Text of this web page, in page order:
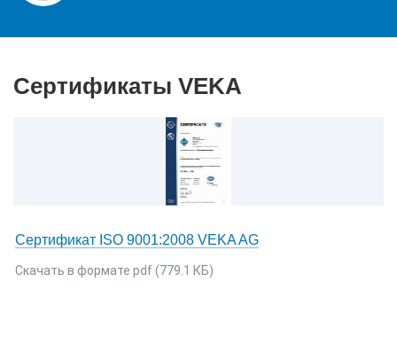
Сертификаты VEKA
Сертификат ISO 9001:2008 VEKA AG
Скачать в формате pdf (779.1 КБ)